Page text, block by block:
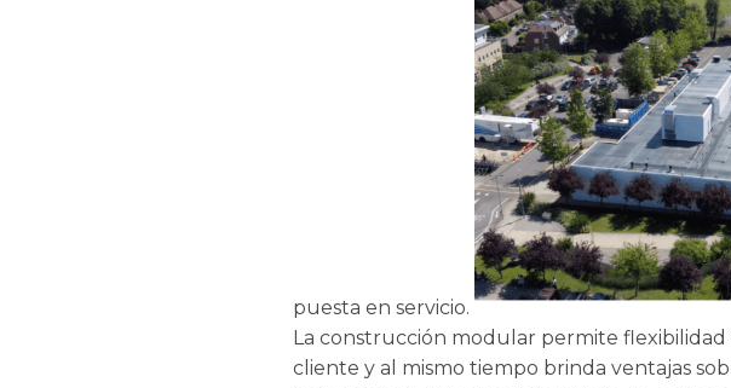
puesta en servicio.
La construcción modular permite flexibilidad
cliente y al mismo tiempo brinda ventajas